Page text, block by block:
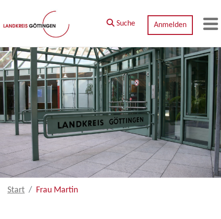
Zum Hauptinhalt springen
Suche
Anmelden
Start Frau Martin